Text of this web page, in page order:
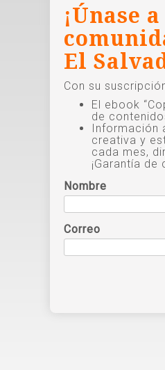
¡Únase
El
Con su
El ebook
de
creativa y
cada mes,
¡Garantía de
Nombre
Correo